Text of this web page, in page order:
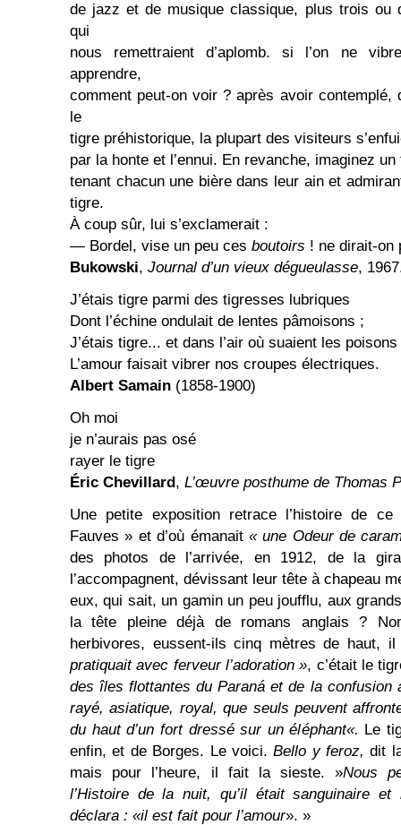
de jazz et de musique classique, plus trois ou
qui
nous remettraient d’aplomb. si l’on ne
apprendre,
comment peut-on voir ? après avoir contemplé,
le
tigre préhistorique, la plupart des visiteurs
par la honte et l’ennui. En revanche, imaginez
tenant chacun une bière dans leur ain et
tigre.
À coup sûr, lui s’exclamerait :
— Bordel, vise un peu ces boutoirs ! ne dirait-on
Bukowski, Journal d’un vieux dégueulasse,
J’étais tigre parmi des tigresses lubriques
Dont l’échine ondulait de lentes pâmoisons ;
J’étais tigre... et dans l’air où suaient les poisons
L’amour faisait vibrer nos croupes électriques.
Albert Samain (1858-1900)
Oh moi
je n’aurais pas osé
rayer le tigre
Éric Chevillard, L’œuvre posthume de Thomas
Une petite exposition retrace l’histoire de
Fauves » et d’où émanait « une Odeur de
des photos de l’arrivée, en 1912, de la
l’accompagnent, dévissant leur tête à chapeau
eux, qui sait, un gamin un peu joufflu, aux
la tête pleine déjà de romans anglais ?
herbivores, eussent-ils cinq mètres de haut,
pratiquait avec ferveur l’adoration », c’était le
des îles flottantes du Paraná et de la confusion
rayé, asiatique, royal, que seuls peuvent
du haut d’un fort dressé sur un éléphant«. Le
enfin, et de Borges. Le voici.Bello y feroz,dit
mais pour l’heure, il fait la sieste. »Nous
l’Histoire de la nuit, qu’il était sanguinaire et
déclara : «il est fait pour l’amour». »